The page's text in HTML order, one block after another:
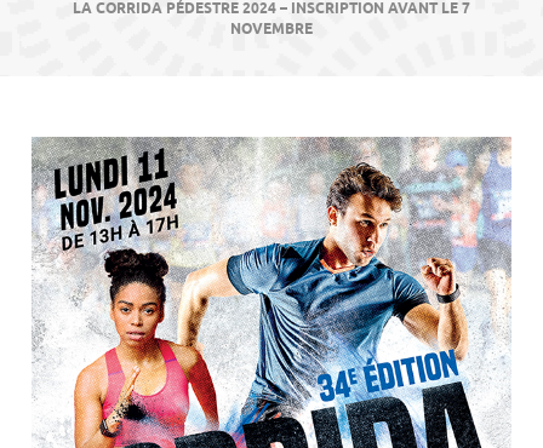
LA CORRIDA PÉDESTRE 2024 – INSCRIPTION AVANT LE 7
NOVEMBRE